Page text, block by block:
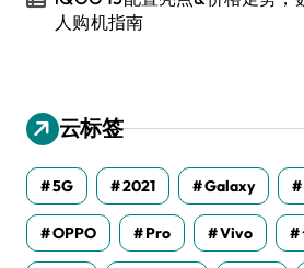
人购机指南
云标签
5G 2021 Galaxy
OPPO Pro Vivo